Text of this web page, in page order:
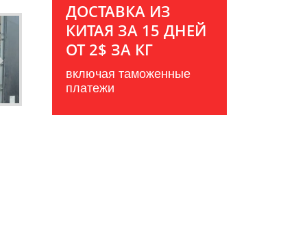
ДОСТАВКА ИЗ
КИТАЯ ЗА 15 ДНЕЙ
ОТ 2$ ЗА КГ
включая таможенные
платежи